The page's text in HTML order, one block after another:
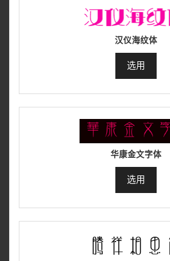
汉仪海纹体
选用
华康金文字体
选用